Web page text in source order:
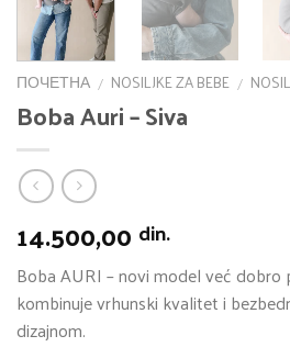
ПОЧЕТНА / NOSILJKE ZA BEBE /
Boba Auri – Siva
14.500,00 din.
Boba AURI – novi model već dobro
kombinuje vrhunski kvalitet i
dizajnom.